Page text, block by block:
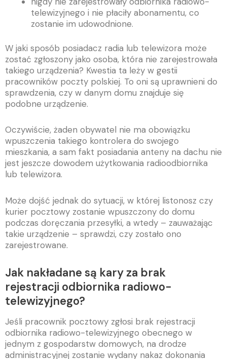
telewizyjnego i nie płaciły abonamentu, co
zostanie im udowodnione.
W jaki sposób posiadacz radia lub telewizora może
zostać zgłoszony jako osoba, która nie zarejestrowała
takiego urządzenia? Kwestia ta leży w gestii
pracowników poczty polskiej. To oni są uprawnieni do
sprawdzenia, czy w danym domu znajduje się
podobne urządzenie.
Oczywiście, żaden obywatel nie ma obowiązku
wpuszczenia takiego kontrolera do swojego
mieszkania, a sam fakt posiadania anteny na dachu nie
jest jeszcze dowodem użytkowania radioodbiornika
lub telewizora.
Może dojść jednak do sytuacji, w której listonosz czy
kurier pocztowy zostanie wpuszczony do domu
podczas doręczania przesyłki, a wtedy – zauważając
takie urządzenie – sprawdzi, czy zostało ono
zarejestrowane.
Jak nakładane są kary za brak
rejestracji odbiornika radiowo-
telewizyjnego?
Jeśli pracownik pocztowy zgłosi brak rejestracji
odbiornika radiowo-telewizyjnego obecnego w
jednym z gospodarstw domowych, na drodze
administracyjnej zostanie wydany nakaz dokonania